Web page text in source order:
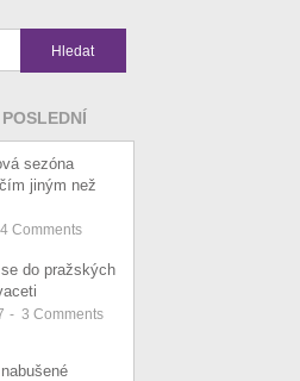
POSLEDNÍ
sezóna
jiným než
4Comments
do pražských
- 3 Comments